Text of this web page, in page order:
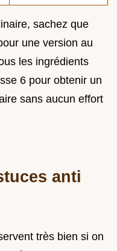
sachez que
une version au
les ingrédients
6 pour obtenir un
sans aucun effort
anti
très bien si on